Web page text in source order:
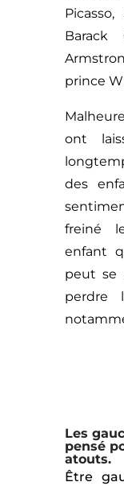
Barack
prince
ont
des
freiné
enfant
peut se
perdre
Les
pensé
atouts.
Être